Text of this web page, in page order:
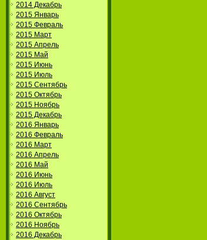
2014 Декабрь
2015 Январь
2015 Февраль
2015 Март
2015 Апрель
2015 Май
2015 Июнь
2015 Июль
2015 Сентябрь
2015 Октябрь
2015 Ноябрь
2015 Декабрь
2016 Январь
2016 Февраль
2016 Март
2016 Апрель
2016 Май
2016 Июнь
2016 Июль
2016 Август
2016 Сентябрь
2016 Октябрь
2016 Ноябрь
2016 Декабрь